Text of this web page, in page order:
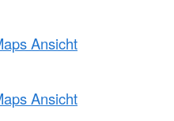
Ansicht
Ansicht